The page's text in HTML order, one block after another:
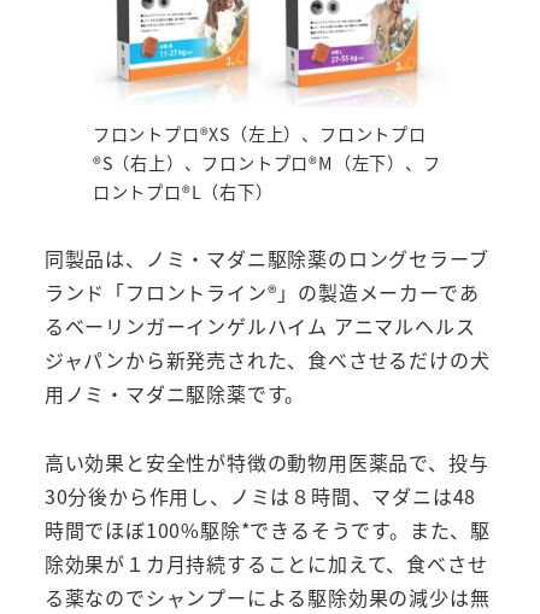
フロントプロ®XS（左上）、フロントプロ
®S（右上）、フロントプロ®M（左下）、フ
ロントプロ®L（右下）
同製品は、ノミ・マダニ駆除薬のロングセラーブ
ランド「フロントライン®」の製造メーカーであ
るベーリンガーインゲルハイム アニマルヘルス
ジャパンから新発売された、食べさせるだけの犬
用ノミ・マダニ駆除薬です。
高い効果と安全性が特徴の動物用医薬品で、投与
30分後から作用し、ノミは８時間、マダニは48
時間でほぼ100%駆除*できるそうです。また、駆
除効果が１カ月持続することに加えて、食べさせ
る薬なのでシャンプーによる駆除効果の減少は無